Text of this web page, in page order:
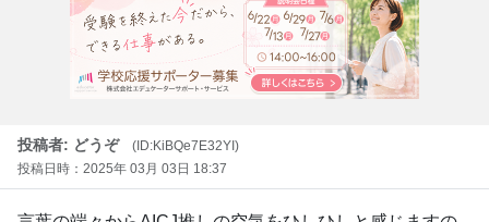
投稿者: どうぞ
(ID:KiBQe7E32YI)
投稿日時：2025年 03月 03日 18:37